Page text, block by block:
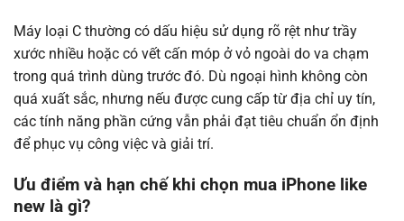
Máy loại C thường có dấu hiệu sử dụng rõ rệt như trầy
xước nhiều hoặc có vết cấn móp ở vỏ ngoài do va chạm
trong quá trình dùng trước đó. Dù ngoại hình không còn
quá xuất sắc, nhưng nếu được cung cấp từ địa chỉ uy tín,
các tính năng phần cứng vẫn phải đạt tiêu chuẩn ổn định
để phục vụ công việc và giải trí.
Ưu điểm và hạn chế khi chọn mua iPhone like
new là gì?